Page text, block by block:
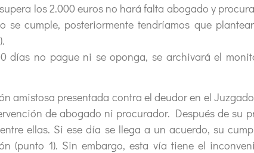
los 2.000 euros no hará falta abogado y
se cumple, posteriormente tendríamos que
días no pague ni se oponga, se archivará el
amistosa presentada contra el deudor en el
de abogado ni procurador. Después de su
ellas. Si ese día se llega a un acuerdo, su
(punto 1). Sin embargo, esta vía tiene el